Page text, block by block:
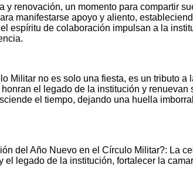
y renovación, un momento para compartir
manifestarse apoyo y aliento,
espíritu de colaboración impulsan a la
Militar no es solo una fiesta, es un tributo a
el legado de la institución y
el tiempo, dejando una huella
del Año Nuevo en el Círculo Militar?: La
el legado de la institución, fortalecer la